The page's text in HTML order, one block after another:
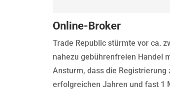
Online-Broker
Trade Republic stürmte vor ca.
nahezu gebührenfreien Handel
Ansturm, dass die
erfolgreichen Jahren und fast 1